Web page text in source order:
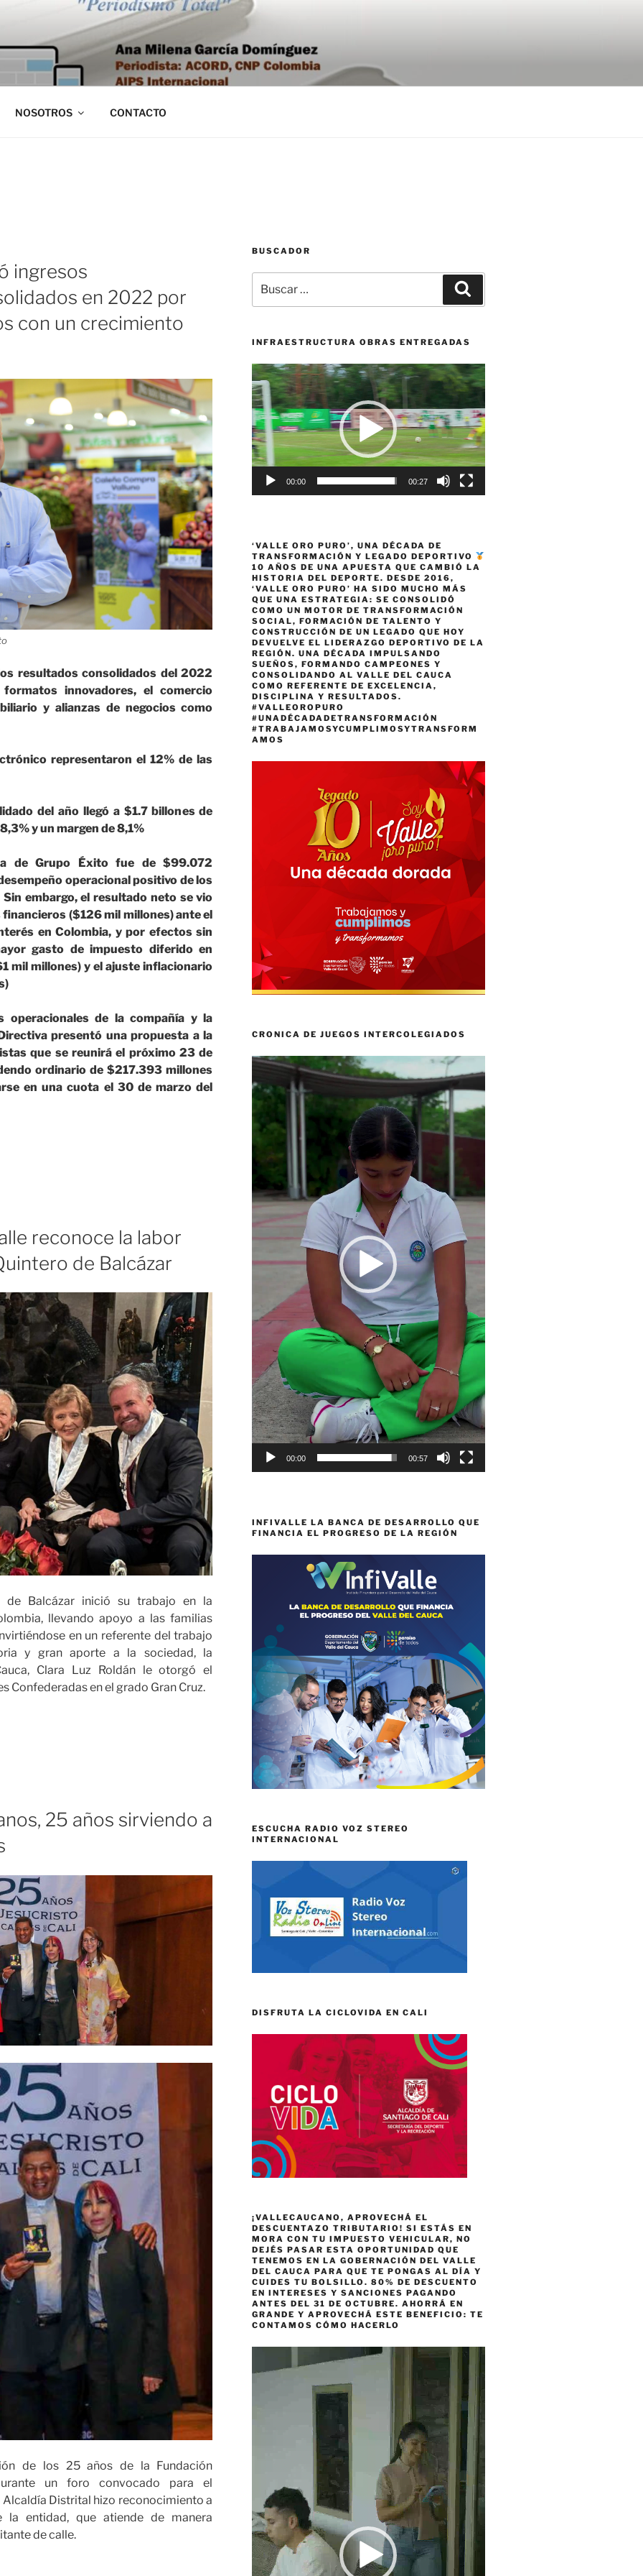
NOSOTROS CONTACTO
ingresos
en 2022 por
con un crecimiento
resultados consolidados del 2022
innovadores, el comercio
y alianzas de negocios como
representaron el 12% de las
del año llegó a $1.7 billones de
y un margen de 8,1%
de Grupo Éxito fue de $99.072
ño operacionalpositivo de los
Sin embargo, el resultado neto se vio
($126 mil millones) ante el
en Colombia, y por efectos sin
gasto de impuesto diferido en
mil millones) y el ajuste inflacionario
operacionales de la compañía y la
presentó una propuesta a la
que se reunirá el próximo 23 de
ordinario de $217.393 millones
en una cuota el 30 de marzo del
reconoce la labor
de Balcázar
de Balcázar inició su trabajo en la
llevando apoyo a las familias
en un referente del trabajo
y gran aporte a la sociedad, la
Clara Luz Roldán le otorgó el
Confederadas en el grado Gran Cruz.
25 años sirviendo a
de los 25 años de la Fundación
un foro convocado para el
Distrital hizo reconocimiento a
entidad, que atiende de manera
de calle.
BUSCADOR
por:
INFRAESTRUCTURA OBRAS ENTREGADAS
Reproductor
de
vídeo
00:00 00:27
‘VALLE ORO PURO’, UNA DÉCADA DE
TRANSFORMACIÓN Y LEGADO DEPORTIVO
10 AÑOS DE UNA APUESTA QUE CAMBIÓ LA
HISTORIA DEL DEPORTE. DESDE 2016,
‘VALLE ORO PURO’ HA SIDO MUCHO MÁS
QUE UNA ESTRATEGIA: SE CONSOLIDÓ
COMO UN MOTOR DE TRANSFORMACIÓN
SOCIAL, FORMACIÓN DE TALENTO Y
CONSTRUCCIÓN DE UN LEGADO QUE HOY
DEVUELVE EL LIDERAZGO DEPORTIVO DE LA
REGIÓN. UNA DÉCADA IMPULSANDO
SUEÑOS, FORMANDO CAMPEONES Y
CONSOLIDANDO AL VALLE DEL CAUCA
COMO REFERENTE DE EXCELENCIA,
DISCIPLINA Y RESULTADOS.
#VALLEOROPURO
#UNADÉCADADETRANSFORMACIÓN
#TRABAJAMOSYCUMPLIMOSYTRANSFORM
AMOS
CRONICA DE JUEGOS INTERCOLEGIADOS
Reproductor
vídeo
00:00 00:57
INFIVALLE LA BANCA DE DESARROLLO QUE
FINANCIA EL PROGRESO DE LA REGIÓN
ESCUCHA RADIO VOZ STEREO
INTERNACIONAL
DISFRUTA LA CICLOVIDA EN CALI
¡VALLECAUCANO, APROVECHÁ EL
DESCUENTAZO TRIBUTARIO! SI ESTÁS EN
MORA CON TU IMPUESTO VEHICULAR, NO
DEJÉS PASAR ESTA OPORTUNIDAD QUE
TENEMOS EN LA GOBERNACIÓN DEL VALLE
DEL CAUCA PARA QUE TE PONGAS AL DÍA Y
CUIDES TU BOLSILLO. 80% DE DESCUENTO
EN INTERESES Y SANCIONES PAGANDO
ANTES DEL 31 DE OCTUBRE. AHORRÁ EN
GRANDE Y APROVECHÁ ESTE BENEFICIO: TE
CONTAMOS CÓMO HACERLO
de